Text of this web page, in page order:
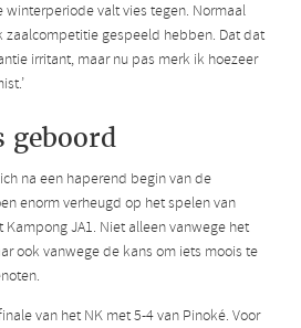
winterperiode valt vies tegen. Normaal
zaalcompetitie gespeeld hebben. Dat dat
irritant, maar nu pas merk ik hoezeer
geboord
na een haperend begin van de
enorm verheugd op het spelen van
JA1. Niet alleen vanwege het
ook vanwege de kans om iets moois te
van het NK met 5-4 van Pinoké. Voor